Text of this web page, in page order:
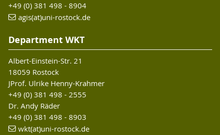
+49 (0) 381 498 - 8904
agis(at)uni-rostock.de
Department WKT
Albert-Einstein-Str. 21
18059 Rostock
JProf. Ulrike Henny-Krahmer
+49 (0) 381 498 - 2555
Dr. Andy Räder
+49 (0) 381 498 - 8903
wkt(at)uni-rostock.de